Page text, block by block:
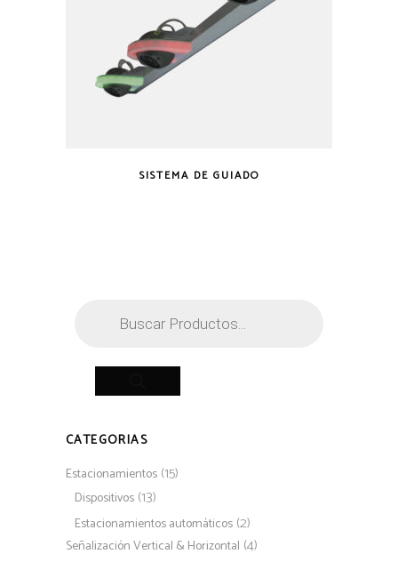
SISTEMA DE GUIADO
productos
CATEGORIAS
Estacionamientos (15)
Dispositivos (13)
Estacionamientos automáticos (2)
Señalización Vertical & Horizontal (4)